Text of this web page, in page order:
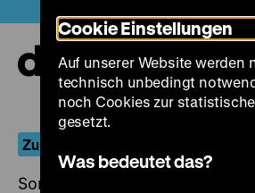
zum
Seiteninhalt
springen
Zu den Verhältnissen
Sonntag, 19. März 2017, 18.00 -
Cookie Einstellungen
Auf unserer Website werden
technisch unbedingt
noch Cookies zur
gesetzt.
Was bedeutet das?